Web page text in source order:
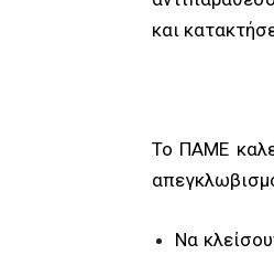
και
Το ΠΑΜΕ
Να